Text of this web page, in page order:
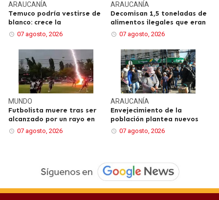
ARAUCANÍA
Temuco podría vestirse de
blanco: crece la
07 agosto, 2026
ARAUCANÍA
Decomisan 1,5 toneladas de
alimentos ilegales que eran
07 agosto, 2026
MUNDO
Futbolista muere tras ser
alcanzado por un rayo en
07 agosto, 2026
ARAUCANÍA
Envejecimiento de la
población plantea nuevos
07 agosto, 2026